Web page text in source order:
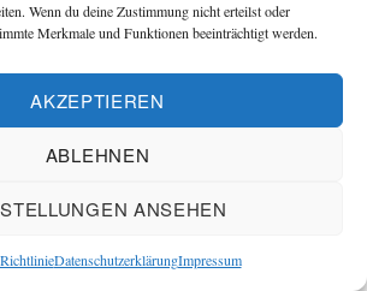
Wenn du deine Zustimmung nicht erteilst oder
Merkmale und Funktionen beeinträchtigt werden.
AKZEPTIEREN
ABLEHNEN
ANSEHEN
DatenschutzerklärungImpressum